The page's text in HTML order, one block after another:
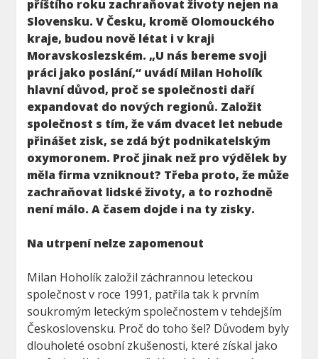
příštího roku zachraňovat životy nejen na
Slovensku. V Česku, kromě Olomouckého
kraje, budou nově létat i v kraji
Moravskoslezském. „U nás bereme svoji
práci jako poslání,“ uvádí Milan Hoholík
hlavní důvod, proč se společnosti daří
expandovat do nových regionů. Založit
společnost s tím, že vám dvacet let nebude
přinášet zisk, se zdá být podnikatelským
oxymoronem. Proč jinak než pro výdělek by
měla firma vzniknout? Třeba proto, že může
zachraňovat lidské životy, a to rozhodně
není málo. A časem dojde i na ty zisky.
Na utrpení nelze zapomenout
Milan Hoholík založil záchrannou leteckou
společnost v roce 1991, patřila tak k prvním
soukromým leteckým společnostem v tehdejším
Československu. Proč do toho šel? Důvodem byly
dlouholeté osobní zkušenosti, které získal jako